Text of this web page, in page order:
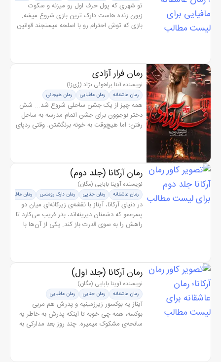
تو شهری که پول حرف اول رو میزنه و سکوت
زبون زنده هاست دارک ترین بازی شروع میشه.
بازی که توش احترام رو با اسلحه میسنجند قوانین
رمان فرار آزادی
نویسنده آتنا براهوئی نژاد (رُی‌زا)
رمان عاشقانه رمان مافیایی رمان هیجانی
همه چیز از یک جشن ساحلی شروع شد... شش
دختر نوجوون برای جشن اتمام مدرسه‌ به ساحل
رفتن؛ اما هیچ‌وقت به خونه برنگشتن. وقتی ردپای
رمان آرکانا (جلد دوم)
نویسنده آوینا بابایی (مگان)
رمان عاشقانه رمان جنایی رمان دارک رومنس رمان مافیایی
در دنیای آرکانا، آیناز با نقشه‌‌ی زیرکانه‌ای میان دو
پسرعمو که دشمنان دیرینه‌اند، بذر فریب می‌کارد تا
راهش را به سوی قدرت باز کند. یکی از آن‌ها با
رمان آرکانا (جلد اول)
نویسنده آوینا بابایی (مگان)
رمان عاشقانه رمان جنایی رمان مافیایی
آیناز یه بوکسور زیرزمینیه و پدرش هم مربی
بوکسه، همه چی خوبه تا اینکه پدرش به خاطر یه
سانحه‌ی مشکوک میمیره. چند روز بعد مدارکی به